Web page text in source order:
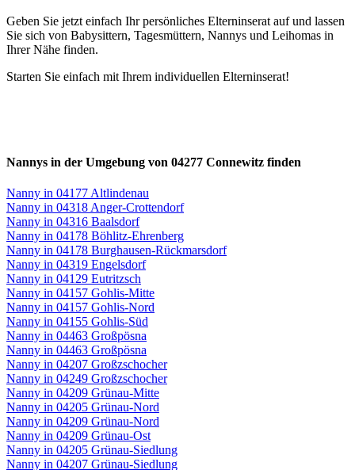
Geben Sie jetzt einfach Ihr persönliches Elterninserat auf und lassen
Sie sich von Babysittern, Tagesmüttern, Nannys und Leihomas in
Ihrer Nähe finden.
Starten Sie einfach mit Ihrem individuellen Elterninserat!
Nannys in der Umgebung von 04277 Connewitz finden
Nanny in 04177 Altlindenau
Nanny in 04318 Anger-Crottendorf
Nanny in 04316 Baalsdorf
Nanny in 04178 Böhlitz-Ehrenberg
Nanny in 04178 Burghausen-Rückmarsdorf
Nanny in 04319 Engelsdorf
Nanny in 04129 Eutritzsch
Nanny in 04157 Gohlis-Mitte
Nanny in 04157 Gohlis-Nord
Nanny in 04155 Gohlis-Süd
Nanny in 04463 Großpösna
Nanny in 04463 Großpösna
Nanny in 04207 Großzschocher
Nanny in 04249 Großzschocher
Nanny in 04209 Grünau-Mitte
Nanny in 04205 Grünau-Nord
Nanny in 04209 Grünau-Nord
Nanny in 04209 Grünau-Ost
Nanny in 04205 Grünau-Siedlung
Nanny in 04207 Grünau-Siedlung